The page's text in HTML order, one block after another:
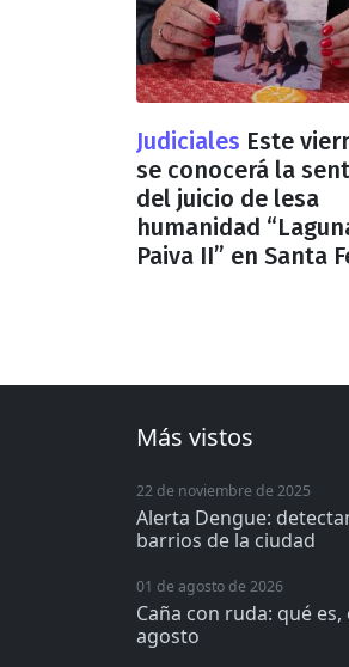
Judiciales Este
se conocerá la
del juicio de lesa
humanidad
Paiva II” en Santa
Más vistos
22 de noviembre de 2025
Alerta Dengue:
barrios de la ciudad
01 de agosto de 2026
Caña con ruda: qué
agosto